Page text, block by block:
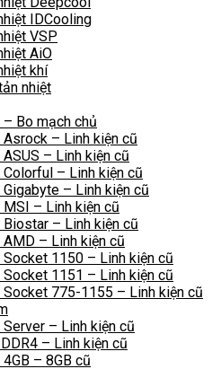
IDCooling
VSP
AiO
khí
nhiệt
– Bo mạch chủ
Asrock – Linh kiện cũ
ASUS – Linh kiện cũ
Colorful – Linh kiện cũ
Gigabyte – Linh kiện cũ
MSI – Linh kiện cũ
Biostar – Linh kiện cũ
AMD – Linh kiện cũ
Socket 1150 – Linh kiện cũ
Socket 1151 – Linh kiện cũ
Socket 775-1155 – Linh kiện cũ
Server – Linh kiện cũ
DDR4 – Linh kiện cũ
4GB – 8GB cũ